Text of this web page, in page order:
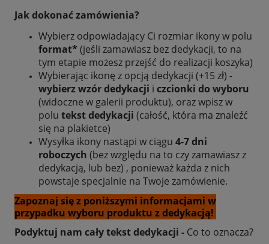
Jak dokonać zamówienia?
Wybierz odpowiadający Ci rozmiar ikony w polu
format* (jeśli zamawiasz bez dedykacji, to na
tym etapie możesz przejść do realizacji koszyka)
Wybierając ikonę z opcją dedykacji (+15 zł) -
wybierz wzór dedykacji i czcionki do wyboru
(widoczne w galerii produktu), oraz wpisz w
polu tekst dedykacji (całość, która ma znaleźć
się na plakietce)
Wysyłka ikony nastąpi w ciągu 4-7 dni
roboczych (bez względu na to czy zamawiasz z
dedykacją, lub bez) , ponieważ każda z nich
powstaje specjalnie na Twoje zamówienie.
Zapoznaj się z poniższymi informacjami w
przypadku wyboru produktu z dedykacją!
Podyktuj nam cały tekst dedykacji - Co to oznacza?